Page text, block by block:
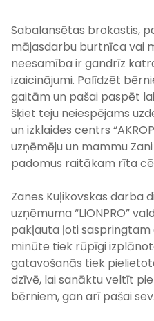
Sabalansētas brokastis,
mājasdarbu burtnīca vai
neesamība ir gandrīz
izaicinājumi. Palīdzēt
gaitām un pašai paspēt
šķiet teju neiespējams
un izklaides centrs
uzņēmēju un mammu
padomus raitākam rīta
Zanes Kuļikovskas darba
uzņēmuma “LIONPRO”
pakļauta ļoti
minūte tiek rūpīgi
gatavošanās tiek
dzīvē, lai sanāktu veltīt
bērniem, gan arī pašai sev.